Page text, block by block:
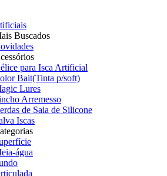
Buscados
para Isca Artificial
Bait(Tinta p/soft)
Lures
Arremesso
de Saia de Silicone
Iscas
água